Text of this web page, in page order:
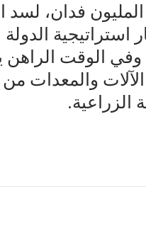
فدان، لسد
استراتيجية
، وفي الوقت
الآلات والمعدات
الزراعية.